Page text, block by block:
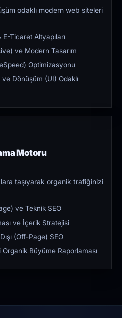
odaklı modern web siteleri
Ticaret Altyapıları
ve Modern Tasarım
Optimizasyonu
ve Dönüşüm (UI) Odaklı
Motoru
taşıyarak organik trafiğinizi
ve Teknik SEO
ve İçerik Stratejisi
(Off-Page) SEO
Büyüme Raporlaması